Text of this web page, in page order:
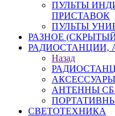
ПУЛЬТЫ
ПРИСТАВОК
ПУЛЬТЫ
РАЗНОЕ
РАДИОСТАНЦИИ,
Назад
АНТЕННЫ
СВЕТОТЕХНИКА